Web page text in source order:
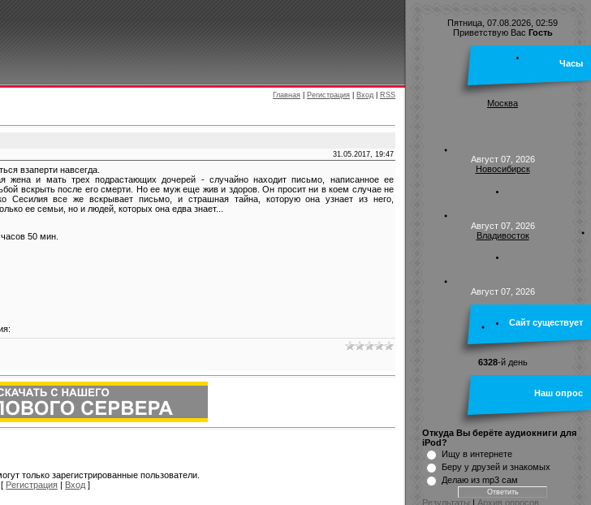
Главная Регистрация Вход RSS
31.05.2017, 19:47
взаперти навсегда.
жена и мать трех подрастающих дочерей - случайно находит письмо, написанное ее
вскрыть после его смерти. Но ее муж еще жив и здоров. Он просит ни в коем случае не
Сесилия все же вскрывает письмо, и страшная тайна, которую она узнает из него,
ее семьи, но и людей, которых она едва знает...
50 мин.
только зарегистрированные пользователи.
[ Регистрация | Вход ]
Пятница, 07.08.2026, 02:59
Приветствую Вас Гость
Часы
Москва
Август 07, 2026
Новосибирск
Август 07, 2026
Владивосток
Август 07, 2026
Сайт существует
6328-й день
Наш опрос
Откуда Вы берёте аудиокниги для
iPod?
Ищу в интернете
Беру у друзей и знакомых
Делаю из mp3 сам
Результаты | Архив опросов